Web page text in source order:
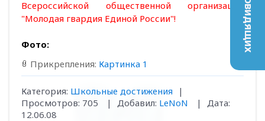
Всероссийской общественной организации
"Молодая гвардия Единой России"!
Фото:
Прикрепления: Картинка 1
Категория: Школьные достижения
|
Просмотров: 705 | Добавил: LeNoN |
Дата:
12.06.08